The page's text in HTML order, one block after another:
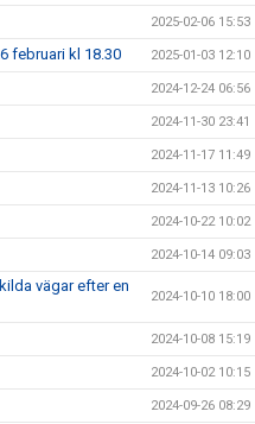
2025-02-06 15:53
februari kl 18.30 2025-01-03 12:10
2024-12-24 06:56
2024-11-30 23:41
2024-11-17 11:49
2024-11-13 10:26
2024-10-22 10:02
2024-10-14 09:03
vägar efter en
2024-10-10 18:00
2024-10-08 15:19
2024-10-02 10:15
2024-09-26 08:29